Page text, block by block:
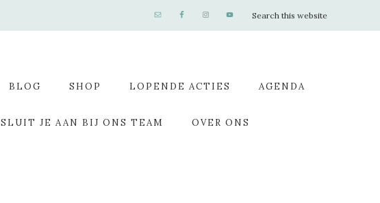
BLOG SHOP LOPENDE ACTIES AGENDA
SLUIT JE AAN BIJ ONS TEAM OVER ONS